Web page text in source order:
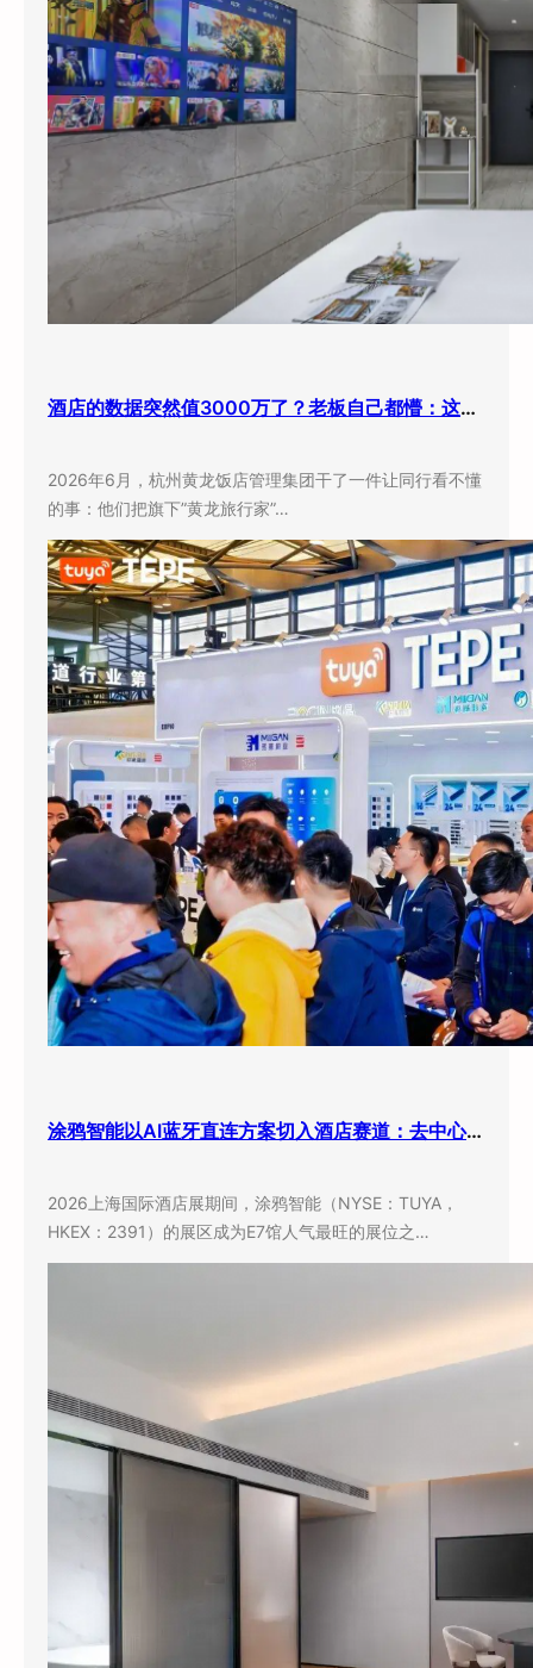
酒店的数据突然值3000万了？老板自己都懵：这玩意儿还能卖钱？
2026年6月，杭州黄龙饭店管理集团干了一件让同行看不懂
的事：他们把旗下”黄龙旅行家”…
涂鸦智能以AI蓝牙直连方案切入酒店赛道：去中心化架构破解智能化改造三大痛点
2026上海国际酒店展期间，涂鸦智能（NYSE：TUYA，
HKEX：2391）的展区成为E7馆人气最旺的展位之…